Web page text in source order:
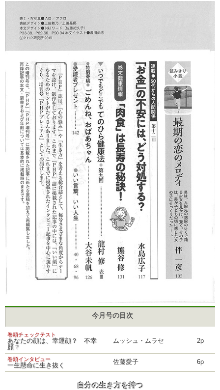
今月号の目次
巻頭チェックテスト
あなたの顔は、幸運顔？ 不幸
顔？
ムッシュ・ムラセ 2p
巻頭インタビュー
一生懸命に生き抜く 佐藤愛子 6p
自分の生き方を持つ